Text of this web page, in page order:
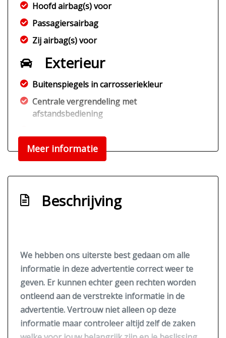
Hoofd airbag(s) voor
Passagiersairbag
Zij airbag(s) voor
Exterieur
Buitenspiegels in carrosseriekleur
Centrale vergrendeling met
afstandsbediening
Elektrisch vouwdak
Achterbank in delen neerklapbaar
Stuurbekrachtiging
Meer informatie
Beschrijving
We hebben ons uiterste best gedaan om alle
informatie in deze advertentie correct weer te
geven. Er kunnen echter geen rechten worden
ontleend aan de verstrekte informatie in de
advertentie. Vertrouw niet alleen op deze
informatie maar controleer altijd zelf de zaken